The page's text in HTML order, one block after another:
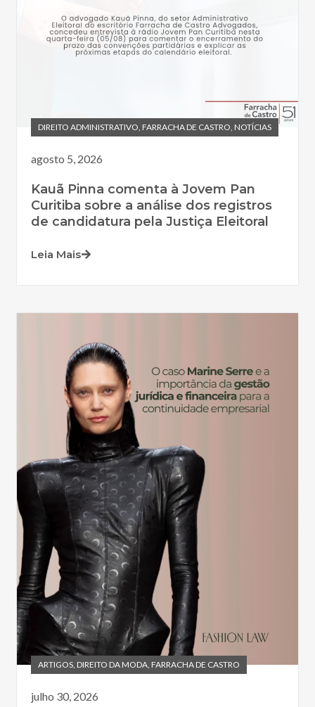
DIREITO ADMINISTRATIVO, FARRACHA DE CASTRO, NOTÍCIAS
agosto 5, 2026
Kauã Pinna comenta à Jovem Pan
Curitiba sobre a análise dos registros
de candidatura pela Justiça Eleitoral
Leia Mais
ARTIGOS, DIREITO DA MODA, FARRACHA DE CASTRO
julho 30, 2026